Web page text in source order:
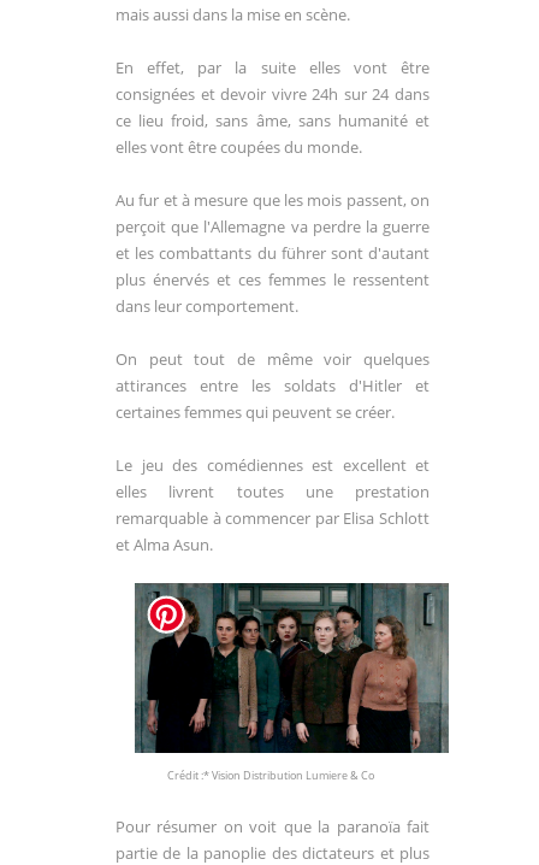
mais aussi dans la mise en scène.
En effet, par la suite elles vont être
consignées et devoir vivre 24h sur 24 dans
ce lieu froid, sans âme, sans humanité et
elles vont être coupées du monde.
Au fur et à mesure que les mois passent, on
perçoit que l'Allemagne va perdre la guerre
et les combattants du führer sont d'autant
plus énervés et ces femmes le ressentent
dans leur comportement.
On peut tout de même voir quelques
attirances entre les soldats d'Hitler et
certaines femmes qui peuvent se créer.
Le jeu des comédiennes est excellent et
elles livrent toutes une prestation
remarquable à commencer par Elisa Schlott
et Alma Asun.
Crédit :*Vision Distribution Lumiere & Co
Pour résumer on voit que la paranoïa fait
partie de la panoplie des dictateurs et plus